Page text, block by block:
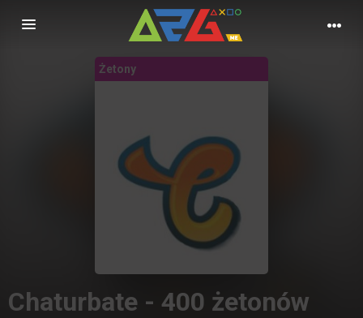
Nawigacja
Żetony
Chaturbate - 400 żetonów